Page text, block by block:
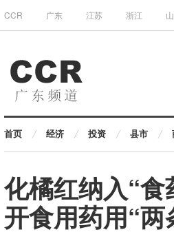
CCR 广东 江苏 浙江
首页 经济 投资 县市
化橘红纳入“
开食用药用“